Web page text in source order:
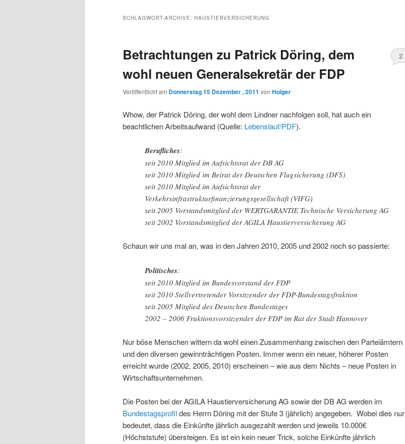
wechseln
SCHLAGWORT-ARCHIVE: HAUSTIERVERSICHERUNG
Betrachtungen zu Patrick Döring, dem
wohl neuen Generalsekretär der FDP
Veröffentlicht am Donnerstag 15 Dezember , 2011 von Holger
2
Whow, der Patrick Döring, der wohl dem Lindner nachfolgen soll, hat auch ein
beachtlichen Arbeitsaufwand (Quelle: Lebenslauf/PDF).
Berufliches:
seit 2010 Mitglied im Aufsichtsrat der DB AG
seit 2010 Mitglied im Beirat der Deutschen Flugsicherung (DFS)
seit 2010 Mitglied im Aufsichtsrat der
Verkehrsinfrastrukturfinanzierungsgesellschaft (VIFG)
seit 2005 Vorstandsmitglied der WERTGARANTIE Technische Versicherung AG
seit 2002 Vorstandsmitglied der AGILA Haustierversicherung AG
Schaun wir uns mal an, was in den Jahren 2010, 2005 und 2002 noch so passierte:
Politisches:
seit 2010 Mitglied im Bundesvorstand der FDP
seit 2010 Stellvertretender Vorsitzender der FDP-Bundestagsfraktion
seit 2005 Mitglied des Deutschen Bundestages
2002 – 2006 Fraktionsvorsitzender der FDP im Rat der Stadt Hannover
Nur böse Menschen wittern da wohl einen Zusammenhang zwischen den Parteiämtern
und den diversen gewinnträchtigen Posten. Immer wenn ein neuer, höherer Posten
erreicht wurde (2002, 2005, 2010) erscheinen – wie aus dem Nichts – neue Posten in
Wirtschaftsunternehmen.
Die Posten bei der AGILA Haustierversicherung AG sowie der DB AG werden im
Bundestagsprofildes Herrn Döring mit der Stufe 3 (jährlich) angegeben. Wobei dies nur
bedeutet, dass die Einkünfte jährlich ausgezahlt werden und jeweils 10.000€
(Höchststufe) übersteigen. Es ist ein kein neuer Trick, solche Einkünfte jährlich